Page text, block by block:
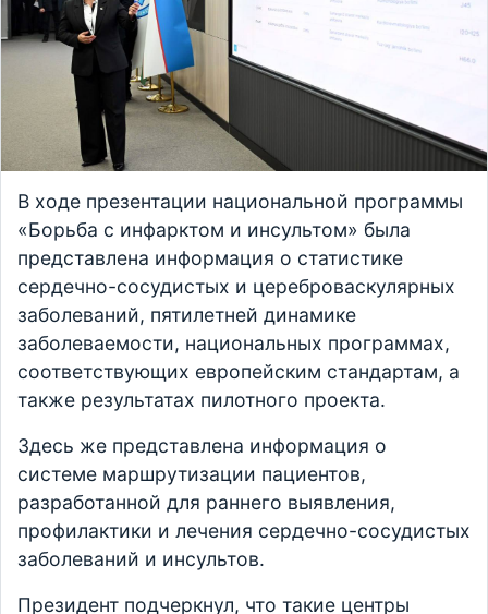
В ходе презентации национальной программы
«Борьба с инфарктом и инсультом» была
представлена информация о статистике
сердечно-сосудистых и цереброваскулярных
заболеваний, пятилетней динамике
заболеваемости, национальных программах,
соответствующих европейским стандартам, а
также результатах пилотного проекта.
Здесь же представлена информация о
системе маршрутизации пациентов,
разработанной для раннего выявления,
профилактики и лечения сердечно-сосудистых
заболеваний и инсультов.
Президент подчеркнул, что такие центры